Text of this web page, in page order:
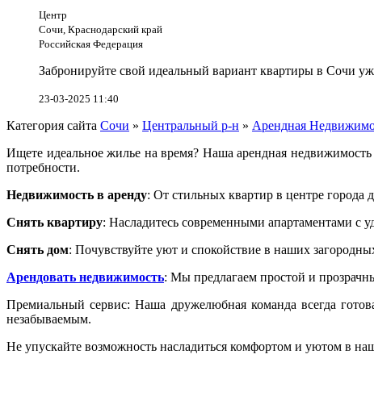
Центр
Сочи, Краснодарский край
Российская Федерация
Забронируйте свой идеальный вариант квартиры в Сочи
23-03-2025 11:40
Категория сайта Сочи » Центральный р-н » Арендная
Ищете идеальное жилье на время? Наша арендная
потребности.
Недвижимость в аренду: От стильных квартир в центре города
Снять квартиру: Насладитесь современными апартаментами с
Снять дом: Почувствуйте уют и спокойствие в наших
Арендовать недвижимость: Мы предлагаем простой и
Премиальный сервис: Наша дружелюбная команда всегда
незабываемым.
Не упускайте возможность насладиться комфортом и уютом в